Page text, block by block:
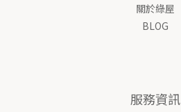
關於綠屋
BLOG
服務資訊